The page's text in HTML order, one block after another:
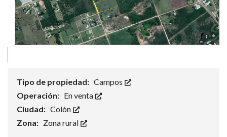
Tipo de propiedad: Campos
Operación: En venta
Ciudad: Colón
Zona: Zona rural